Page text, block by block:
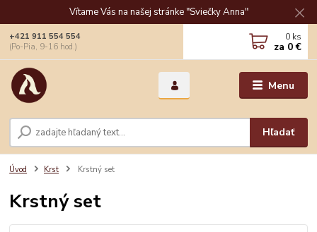
Vítame Vás na našej stránke "Sviečky Anna"
Menu
Hľadať
+421 911 554 554
(Po-Pia, 9-16 hod.)
0 ks
za 0 €
Úvod Krst Krstný set
Krstný set